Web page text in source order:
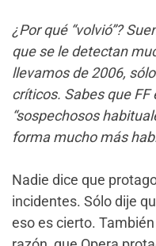
¿Por qué “volvió”?
que se le detectan
llevamos de 2006,
críticos. Sabes que FF
“sospechosos
forma mucho más
Nadie dice que
incidentes. Sólo dije
eso es cierto.